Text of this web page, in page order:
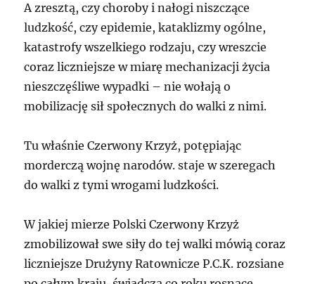
A zresztą, czy choroby i nałogi niszczące
ludzkość, czy epidemie, kataklizmy ogólne,
katastrofy wszelkiego rodzaju, czy wreszcie
coraz liczniejsze w miarę mechanizacji życia
nieszczęśliwe wypadki – nie wołają o
mobilizację sił społecznych do walki z nimi.
Tu właśnie Czerwony Krzyż, potępiając
morderczą wojnę narodów. staje w szeregach
do walki z tymi wrogami ludzkości.
W jakiej mierze Polski Czerwony Krzyż
zmobilizował swe siły do tej walki mówią coraz
liczniejsze Drużyny Ratownicze P.C.K. rozsiane